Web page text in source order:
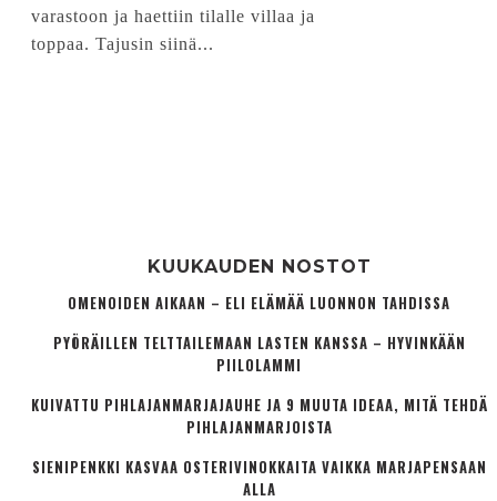
varastoon ja haettiin tilalle villaa ja
toppaa. Tajusin siinä...
KUUKAUDEN NOSTOT
OMENOIDEN AIKAAN – ELI ELÄMÄÄ LUONNON TAHDISSA
PYÖRÄILLEN TELTTAILEMAAN LASTEN KANSSA – HYVINKÄÄN
PIILOLAMMI
KUIVATTU PIHLAJANMARJAJAUHE JA 9 MUUTA IDEAA, MITÄ TEHDÄ
PIHLAJANMARJOISTA
SIENIPENKKI KASVAA OSTERIVINOKKAITA VAIKKA MARJAPENSAAN
ALLA